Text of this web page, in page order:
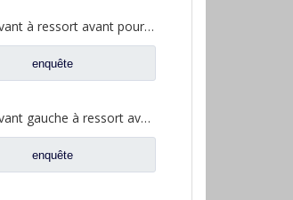
Support avant à ressort avant pour pièces de rechange Foton Auman 1325129202002
enquête
Support avant gauche à ressort avant pour pièces de rechange Foton Auman H0292190008A0
enquête